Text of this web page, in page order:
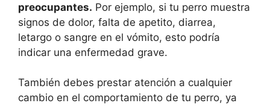
preocupantes. Por ejemplo, si tu perro muestra
signos de dolor, falta de apetito, diarrea,
letargo o sangre en el vómito, esto podría
indicar una enfermedad grave.
También debes prestar atención a cualquier
cambio en el comportamiento de tu perro, ya